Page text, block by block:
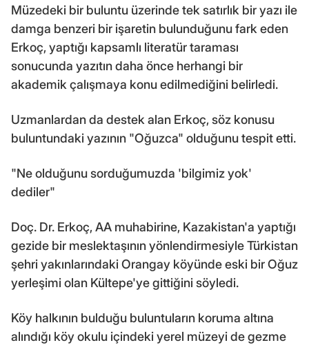
Müzedeki bir buluntu üzerinde tek satırlık bir yazı ile
damga benzeri bir işaretin bulunduğunu fark eden
Erkoç, yaptığı kapsamlı literatür taraması
sonucunda yazıtın daha önce herhangi bir
akademik çalışmaya konu edilmediğini belirledi.
Uzmanlardan da destek alan Erkoç, söz konusu
buluntundaki yazının "Oğuzca" olduğunu tespit etti.
"Ne olduğunu sorduğumuzda 'bilgimiz yok'
dediler"
Doç. Dr. Erkoç, AA muhabirine, Kazakistan'a yaptığı
gezide bir meslektaşının yönlendirmesiyle Türkistan
şehri yakınlarındaki Orangay köyünde eski bir Oğuz
yerleşimi olan Kültepe'ye gittiğini söyledi.
Köy halkının bulduğu buluntuların koruma altına
alındığı köy okulu içindeki yerel müzeyi de gezme